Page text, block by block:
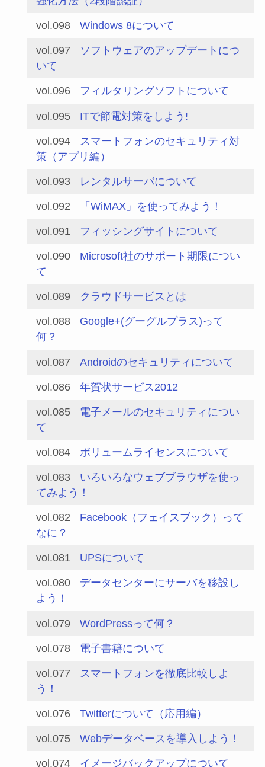
vol.098 Windows 8について
vol.097
ソフトウェアのアップデートにつ
いて
vol.096 フィルタリングソフトについて
vol.095 ITで節電対策をしよう!
vol.094
スマートフォンのセキュリティ対
策（アプリ編）
vol.093 レンタルサーバについて
vol.092 「WiMAX」を使ってみよう！
vol.091 フィッシングサイトについて
vol.090
Microsoft社のサポート期限につい
て
vol.089 クラウドサービスとは
vol.088
Google+(グーグルプラス)って
何？
vol.087 Androidのセキュリティについて
vol.086 年賀状サービス2012
vol.085
電子メールのセキュリティについ
て
vol.084 ボリュームライセンスについて
vol.083
いろいろなウェブブラウザを使っ
てみよう！
vol.082
Facebook（フェイスブック）って
なに？
vol.081 UPSについて
vol.080
データセンターにサーバを移設し
よう！
vol.079 WordPressって何？
vol.078 電子書籍について
vol.077
スマートフォンを徹底比較しよ
う！
vol.076 Twitterについて（応用編）
vol.075 Webデータベースを導入しよう！
vol.074 イメージバックアップについて